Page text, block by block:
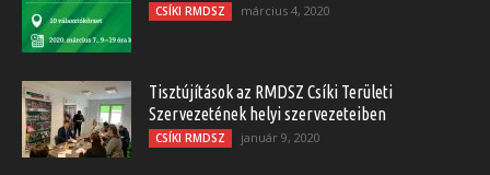
CSÍKI RMDSZ március 4, 2020
Tisztújítások az RMDSZ Csíki Területi
Szervezetének helyi szervezeteiben
CSÍKI RMDSZ január 9, 2020